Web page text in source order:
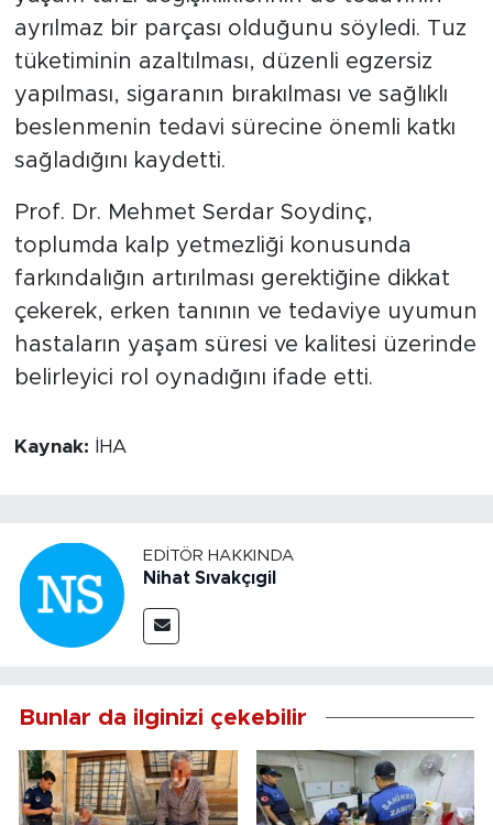
ayrılmaz bir parçası olduğunu söyledi. Tuz
tüketiminin azaltılması, düzenli egzersiz
yapılması, sigaranın bırakılması ve sağlıklı
beslenmenin tedavi sürecine önemli katkı
sağladığını kaydetti.
Prof. Dr. Mehmet Serdar Soydinç,
toplumda kalp yetmezliği konusunda
farkındalığın artırılması gerektiğine dikkat
çekerek, erken tanının ve tedaviye uyumun
hastaların yaşam süresi ve kalitesi üzerinde
belirleyici rol oynadığını ifade etti.
Kaynak: İHA
EDITÖR HAKKINDA
Nihat Sıvakçıgil
Bunlar da ilginizi çekebilir